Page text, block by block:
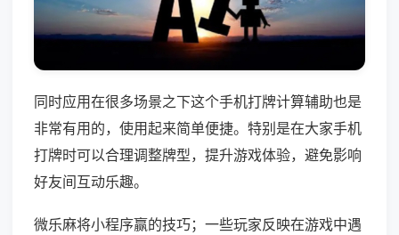
同时应用在很多场景之下这个手机打牌计算辅助也是
非常有用的，使用起来简单便捷。特别是在大家手机
打牌时可以合理调整牌型，提升游戏体验，避免影响
好友间互动乐趣。
微乐麻将小程序赢的技巧；一些玩家反映在游戏中遇